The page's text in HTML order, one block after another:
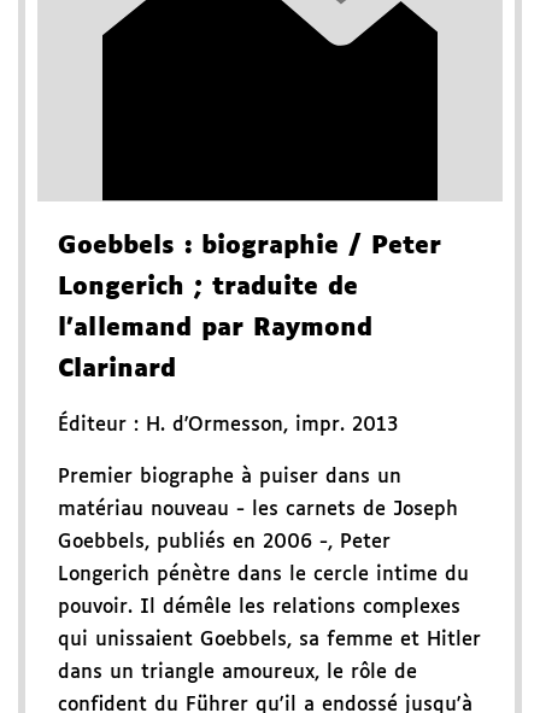
Goebbels : biographie / Peter
Longerich ; traduite de
l'allemand par Raymond
Clarinard
Éditeur : H. d'Ormesson, impr. 2013
Premier biographe à puiser dans un
matériau nouveau - les carnets de Joseph
Goebbels, publiés en 2006 -, Peter
Longerich pénètre dans le cercle intime du
pouvoir. Il démêle les relations complexes
qui unissaient Goebbels, sa femme et Hitler
dans un triangle amoureux, le rôle de
confident du Führer qu'il a endossé jusqu'à